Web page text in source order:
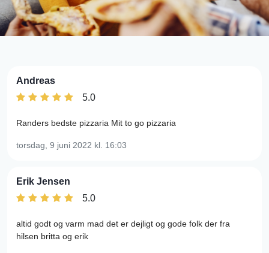
Andreas
5.0
Randers bedste pizzaria Mit to go pizzaria
torsdag, 9 juni 2022 kl. 16:03
Erik Jensen
5.0
altid godt og varm mad det er dejligt og gode folk der fra
hilsen britta og erik